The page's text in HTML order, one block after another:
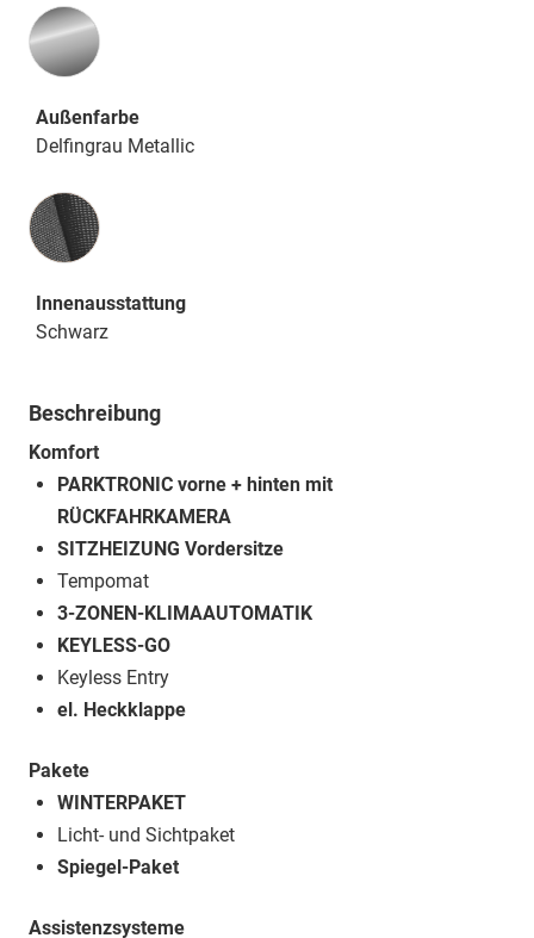
Außenfarbe
Delfingrau Metallic
Innenausstattung
Innenausstattung
Schwarz
Beschreibung
Komfort
PARKTRONIC vorne + hinten mit
RÜCKFAHRKAMERA
SITZHEIZUNG Vordersitze
Tempomat
3-ZONEN-KLIMAAUTOMATIK
KEYLESS-GO
Keyless Entry
el. Heckklappe
Pakete
WINTERPAKET
Licht- und Sichtpaket
Spiegel-Paket
Assistenzsysteme